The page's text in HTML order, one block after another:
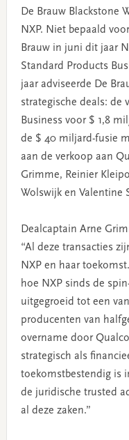
De Brauw Blackstone
NXP. Niet bepaald
Brauw in juni dit jaar
Standard Products
jaar adviseerde De
strategische deals: de
Business voor $ 1,8
de $ 40 miljard-fusie
aan de verkoop aan
Grimme, Reinier
Wolswijk en Valentine
Dealcaptain Arne
“Al deze transacties
NXP en haar
hoe NXP sinds de
uitgegroeid tot een
producenten van
overname door
strategisch als
toekomstbestendig is
de juridische trusted
al deze zaken.”